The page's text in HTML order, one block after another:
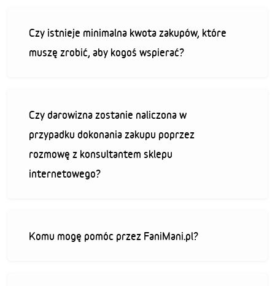
Czy istnieje minimalna kwota zakupów, które
muszę zrobić, aby kogoś wspierać?
Czy darowizna zostanie naliczona w
przypadku dokonania zakupu poprzez
rozmowę z konsultantem sklepu
internetowego?
Komu mogę pomóc przez FaniMani.pl?